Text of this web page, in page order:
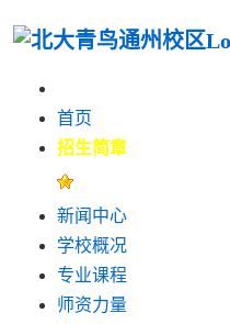
首页
招生简章
新闻中心
学校概况
专业课程
师资力量